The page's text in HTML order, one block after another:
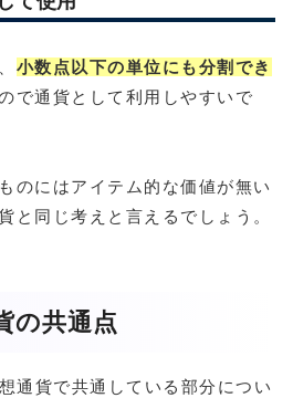
小数点以下の単位にも分割でき
で通貨として利用しやすいで
のにはアイテム的な価値が無い
と同じ考えと言えるでしょう。
の共通点
通貨で共通している部分につい